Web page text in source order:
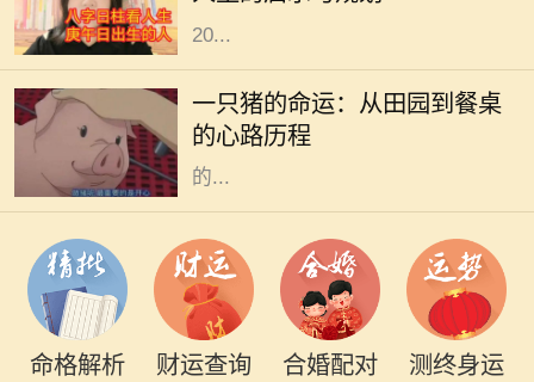
20...
一只猪的命运：从田园到餐桌
的心路历程
在阳光明媚的午后，农田里传来阵阵
悦耳的叫声，一只肥胖的猪悠然自得
地在泥土中打滚。它的生活似乎无忧
无虑，每天享受着阳光、青草和农民
的...
命格解析 财运查询 合婚配对 测终身运